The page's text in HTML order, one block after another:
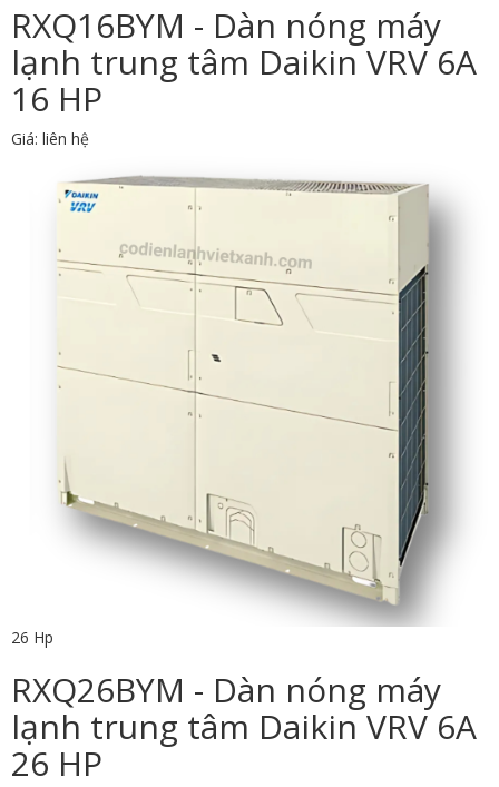
RXQ16BYM - Dàn nóng máy
lạnh trung tâm Daikin VRV 6A
16 HP
Giá: liên hệ
26 Hp
RXQ26BYM - Dàn nóng máy
lạnh trung tâm Daikin VRV 6A
26 HP